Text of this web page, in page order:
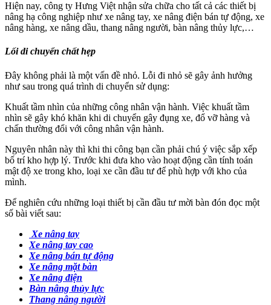
Hiện nay, công ty Hưng Việt nhận sửa chữa cho tất cả các thiết bị
nâng hạ công nghiệp như xe nâng tay, xe nâng điện bán tự động, xe
nâng hàng, xe nâng dầu, thang nâng người, bàn nâng thủy lực,…
Lối di chuyển chất hẹp
Đây không phải là một vấn đề nhỏ. Lỗi đi nhỏ sẽ gây ảnh hưởng
như sau trong quá trình di chuyển sử dụng:
Khuất tầm nhìn của những công nhân vận hành. Việc khuất tầm
nhìn sẽ gây khó khăn khi di chuyển gây đụng xe, đổ vỡ hàng và
chấn thường đổi với công nhân vận hành.
Nguyên nhân này thì khi thi công bạn cần phải chú ý việc sắp xếp
bố trí kho hợp lý. Trước khi đưa kho vào hoạt động cần tính toán
mật độ xe trong kho, loại xe cần đầu tư để phù hợp với kho của
mình.
Để nghiên cứu những loại thiết bị cần đầu tư mời bàn đón đọc một
số bài viết sau:
Xe nâng tay
Xe nâng tay cao
Xe nâng bán tự động
Xe nâng mặt bàn
Xe nâng điện
Bàn nâng thủy lực
Thang nâng người